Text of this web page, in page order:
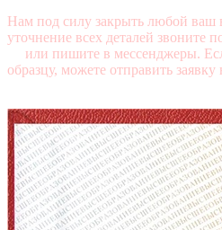
Нам под силу закрыть любой ваш
уточнение всех деталей звоните
или пишите в мессенджеры.
образцу, можете отправить